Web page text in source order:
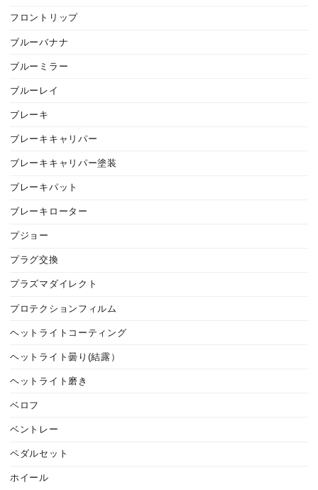
フロントリップ
ブルーバナナ
ブルーミラー
ブルーレイ
ブレーキ
ブレーキキャリパー
ブレーキキャリパー塗装
ブレーキパット
ブレーキローター
プジョー
プラグ交換
プラズマダイレクト
プロテクションフィルム
ヘットライトコーティング
ヘットライト曇り(結露）
ヘットライト磨き
ベロフ
ベントレー
ペダルセット
ホイール